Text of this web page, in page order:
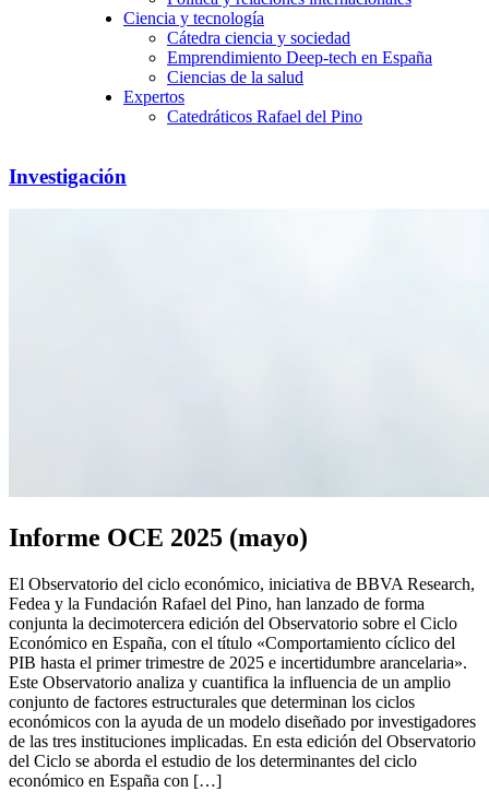
Ciencia y tecnología
Cátedra ciencia y sociedad
Emprendimiento Deep-tech en España
Ciencias de la salud
Expertos
Catedráticos Rafael del Pino
Investigación
Informe OCE 2025 (mayo)
El Observatorio del ciclo económico, iniciativa de BBVA Research,
Fedea y la Fundación Rafael del Pino, han lanzado de forma
conjunta la decimotercera edición del Observatorio sobre el Ciclo
Económico en España, con el título «Comportamiento cíclico del
PIB hasta el primer trimestre de 2025 e incertidumbre arancelaria».
Este Observatorio analiza y cuantifica la influencia de un amplio
conjunto de factores estructurales que determinan los ciclos
económicos con la ayuda de un modelo diseñado por investigadores
de las tres instituciones implicadas. En esta edición del Observatorio
del Ciclo se aborda el estudio de los determinantes del ciclo
económico en España con […]